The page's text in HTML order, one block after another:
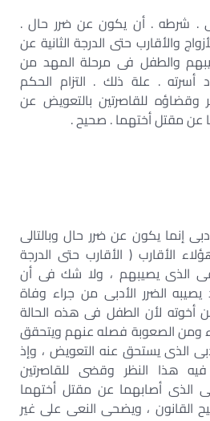
. شرطه . أن يكون عن ضرر حال .
والأقارب حتى الدرجة الثانية عن
والطفل فى مرحلة المهد من
أسرته . علة ذلك . التزام الحكم
وقضاؤه للقاصرتين بالتعويض عن
عن مقتل أختهما . صحيح .
إنما يكون عن ضرر حال وبالتالى
الأقارب ( الأقارب حتى الدرجة
الذى يصيبهم ، ولا شك فى أن
الضرر الأدبى من جراء وفاة
أخوته لأن الطفل فى هذه الحالة
ومن الصعوبة فصله عنهم ويتحقق
الذى يستحق عنه التعويض ، وإذ
هذا النظر وقضى للقاصرتين
الذى أصابهما عن مقتل أختهما
، ويضحى النعى على غير